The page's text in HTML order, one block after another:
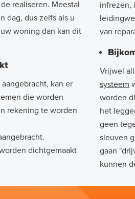
realiseren. Meestal
dag, dus zelfs als u
woning dan kan dit
kan er
die worden
rekening te worden
dichtgemaakt
infrezen,
van
Vrijwel
systeem
worden
het
geen
sleuven
gaan
kunnen